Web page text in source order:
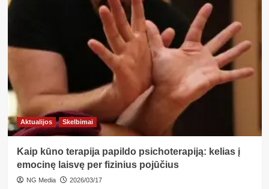
diabeto
klubas
centre
klubo
narių
ir
saugumas
Aktualijos Skelbimai
Kaip kūno terapija papildo psichoterapiją: kelias į
emocinę laisvę per fizinius pojūčius
NG Media 2026/03/17